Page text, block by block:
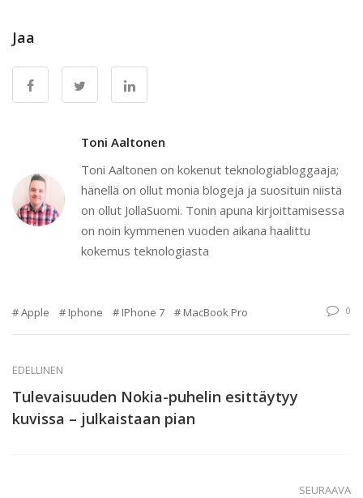
Jaa
Toni Aaltonen
Toni Aaltonen on kokenut teknologiabloggaaja;
hänellä on ollut monia blogeja ja suosituin niistä
on ollut JollaSuomi. Tonin apuna kirjoittamisessa
on noin kymmenen vuoden aikana haalittu
kokemus teknologiasta
Apple Iphone IPhone 7 MacBook Pro 0
EDELLINEN
Tulevaisuuden Nokia-puhelin esittäytyy
kuvissa – julkaistaan pian
SEURAAVA